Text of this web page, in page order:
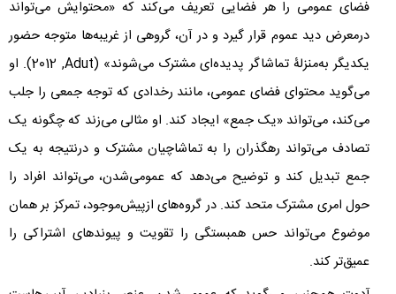
فضای عمومی را هر فضایی تعریف می‌کند که «محتوایش می‌تواند
درمعرض دید عموم قرار گیرد و در آن، گروهی از غریبه‌ها متوجه حضور
یکدیگر به‌منزلۀ تماشاگر پدیده‌ای مشترک می‌شوند» (Adut
,
2012). او
می‌گوید محتوای فضای عمومی، مانند رخدادی که توجه جمعی را جلب
می‌کند، می‌تواند «یک جمع» ایجاد کند. او مثالی می‌زند که چگونه یک
تصادف می‌تواند رهگذران را به تماشاچیان مشترک و درنتیجه به یک
جمع تبدیل کند و توضیح می‌دهد که عمومی‌شدن، می‌تواند افراد را
حول امری مشترک متحد کند. در گروه‌های ازپیش‌موجود، تمرکز بر همان
موضوع می‌تواند حس همبستگی را تقویت و پیوندهای اشتراکی را
عمیق‌تر کند.